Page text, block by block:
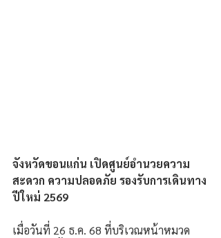
จังหวัดขอนแก่น เปิดศูนย์อำนวยความ
สะดวก ความปลอดภัย รองรับการเดินทาง
ปีใหม่ 2569
เมื่อวันที่ 26 ธ.ค. 68 ที่บริเวณหน้าหมวด